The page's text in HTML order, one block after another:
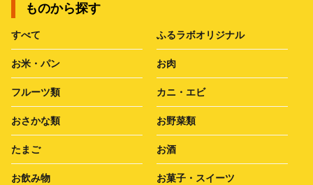
ものから探す
すべて ふるラボオリジナル
お米・パン お肉
フルーツ類 カニ・エビ
おさかな類 お野菜類
たまご お酒
お飲み物 お菓子・スイーツ